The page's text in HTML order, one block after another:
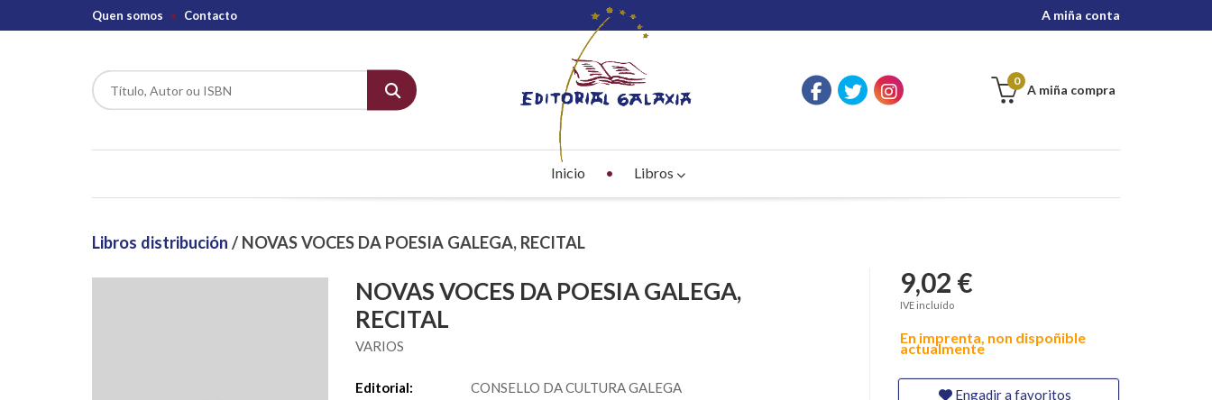
A miña conta
Quen somos Contacto
A miña compra
0
Inicio Libros
Libros distribución / NOVAS VOCES DA POESIA GALEGA, RECITAL
NOVAS VOCES DA POESIA GALEGA,
RECITAL
VARIOS
Editorial:
CONSELLO DA CULTURA GALEGA
9,02 €
IVE incluído
En imprenta, non dispoñible
actualmente
Engadir a favoritos